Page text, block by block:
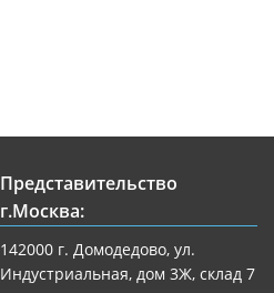
Представительство
г.Москва:
142000 г. Домодедово, ул.
Индустриальная, дом 3Ж, склад 7